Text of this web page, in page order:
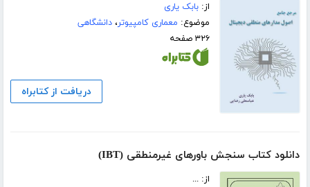
از:بابک یاری
موضوع: معماری کامپیوتر،دانشگاهی
۳۲۶ صفحه
دریافت از کتابراه
دانلود کتاب سنجش باورهای غیرمنطقی (IBT)
از: ...